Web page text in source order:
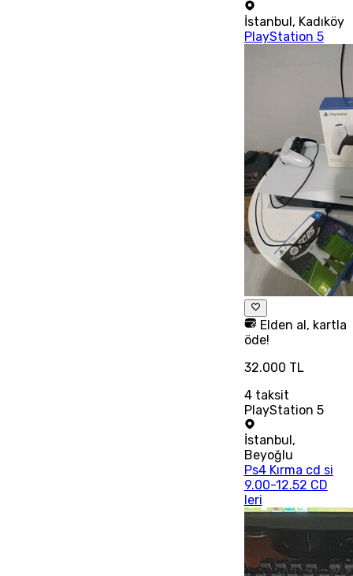
İstanbul, Kadıköy
PlayStation 5
Elden al, kartla
öde!
32.000 TL
4taksit
PlayStation 5
İstanbul,
Beyoğlu
Ps4 Kırma cd si
9.00-12.52 CD
leri